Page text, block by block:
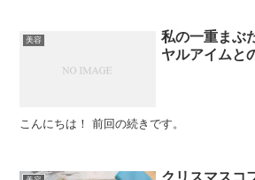
美容
私の一重まぶ
ヤルアイムと
こんにちは！ 前回の続きです。